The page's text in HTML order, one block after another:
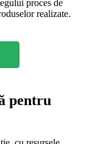
proces de
realizate.
pentru